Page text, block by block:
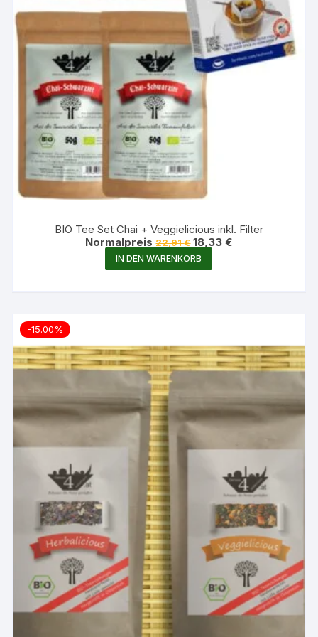
BIO Tee Set Chai + Veggielicious inkl. Filter
Normalpreis 22,91€ Ursprünglicher
Preis
war:
22,91 €
18,33€Aktueller
IN DEN WARENKORB
-15.00%